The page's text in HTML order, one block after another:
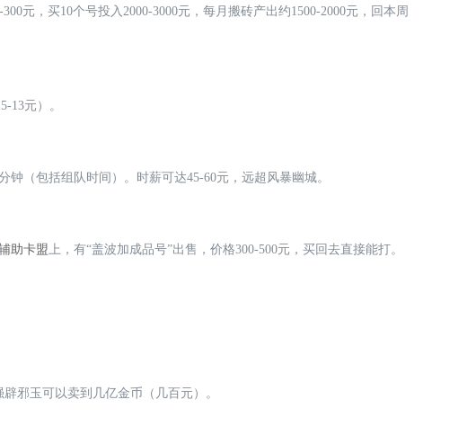
元，买10个号投入2000-3000元，每月搬砖产出约1500-2000元，回本周
13元）。
（包括组队时间）。时薪可达45-60元，远超风暴幽城。
助卡盟上，有“盖波加成品号”出售，价格300-500元，买回去直接能打。
邪玉可以卖到几亿金币（几百元）。